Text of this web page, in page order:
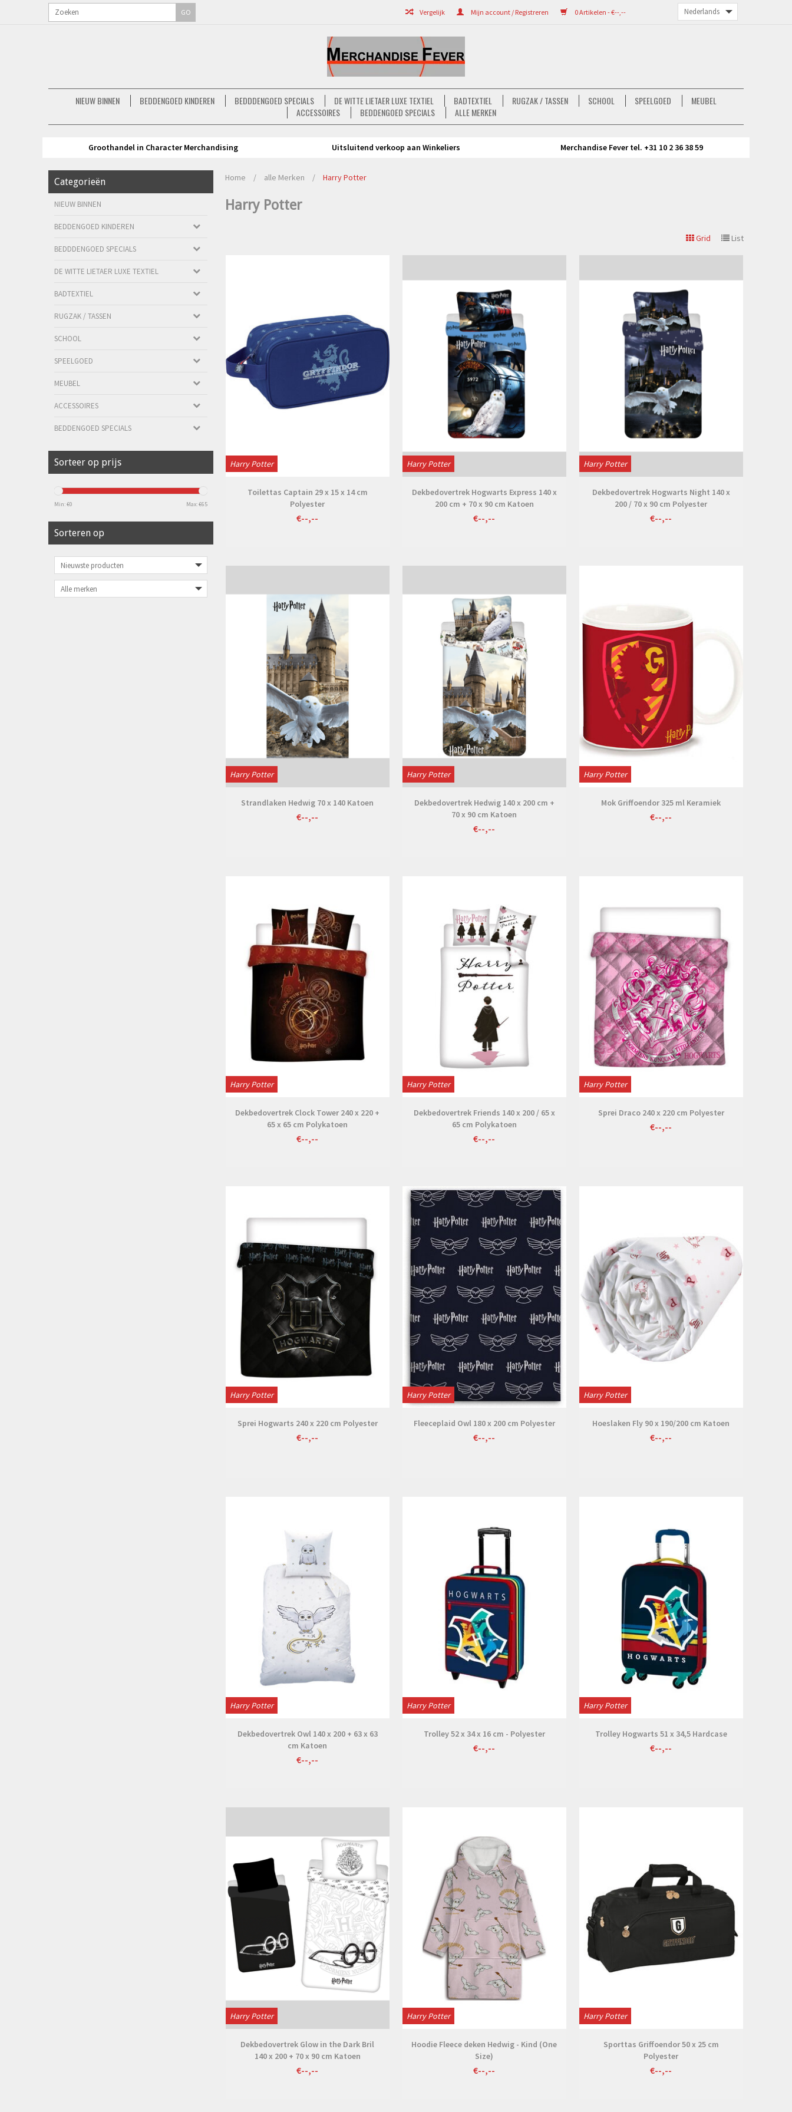
0 Artikelen - €--,--
Mijn account / Registreren
Vergelijk
GO
NIEUW BINNEN BEDDENGOED KINDEREN BEDDDENGOED SPECIALS DE WITTE LIETAER LUXE TEXTIEL BADTEXTIEL RUGZAK / TASSEN SCHOOL SPEELGOED
MEUBEL
ACCESSOIRES
BEDDENGOED SPECIALS ALLE MERKEN
Groothandel in Character Merchandising Uitsluitend verkoop aan Winkeliers Merchandise Fever tel. +31 10 2 36 38 59
Categorieën
NIEUW BINNEN
BEDDENGOED KINDEREN
BEDDDENGOED SPECIALS
DE WITTE LIETAER LUXE TEXTIEL
BADTEXTIEL
RUGZAK / TASSEN
SCHOOL
SPEELGOED
MEUBEL
ACCESSOIRES
BEDDENGOED SPECIALS
Sorteer op prijs
Min: €0 Max: €65
Sorteren op
Home / alle Merken / Harry Potter
Harry Potter
Grid List
Harry Potter
Toilettas Captain 29 x 15 x 14 cm
Polyester
€--,--
Harry Potter
Bekijken
Dekbedovertrek Hogwarts Express 140 x
200 cm + 70 x 90 cm Katoen
€--,--
Harry Potter
Bekijken
Dekbedovertrek Hogwarts Night 140 x
200 / 70 x 90 cm Polyester
€--,--
Harry Potter
Strandlaken Hedwig 70 x 140 Katoen
€--,--
Harry Potter
Dekbedovertrek Hedwig 140 x 200 cm +
70 x 90 cm Katoen
€--,--
Harry Potter
Mok Griffoendor 325 ml Keramiek
€--,--
Harry Potter
Dekbedovertrek Clock Tower 240 x 220 +
65 x 65 cm Polykatoen
€--,--
Harry Potter
Dekbedovertrek Friends 140 x 200 / 65 x
65 cm Polykatoen
€--,--
Harry Potter
Sprei Draco 240 x 220 cm Polyester
€--,--
Harry Potter
Sprei Hogwarts 240 x 220 cm Polyester
€--,--
Harry Potter
Bekijken
Fleeceplaid Owl 180 x 200 cm Polyester
€--,--
Harry Potter
Hoeslaken Fly 90 x 190/200 cm Katoen
€--,--
Harry Potter
Dekbedovertrek Owl 140 x 200 + 63 x 63
cm Katoen
€--,--
Harry Potter
Trolley 52 x 34 x 16 cm - Polyester
€--,--
Harry Potter
Trolley Hogwarts 51 x 34,5 Hardcase
€--,--
Harry Potter
Dekbedovertrek Glow in the Dark Bril
140 x 200 + 70 x 90 cm Katoen
€--,--
Harry Potter
Hoodie Fleece deken Hedwig - Kind (One
Size)
€--,--
Harry Potter
Sporttas Griffoendor 50 x 25 cm
Polyester
€--,--